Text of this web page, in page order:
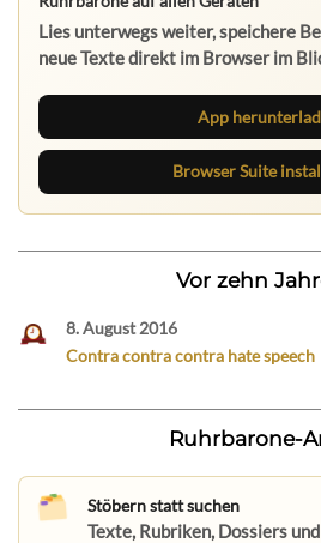
Lies unterwegs weiter, speichere
neue Texte direkt im Browser im
App
Browser Suite
Vor zehn
8. August 2016
Contra contra contra hate speech
Ruhrbarone-
Stöbern statt suchen
Texte, Rubriken, Dossiers